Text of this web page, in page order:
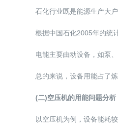
石化行业既是能源生产大
根据中国石化2005年的统
电能主要由动设备，如泵
总的来说，设备用能占了
(二)空压机的用能问题分析
以空压机为例，设备能耗